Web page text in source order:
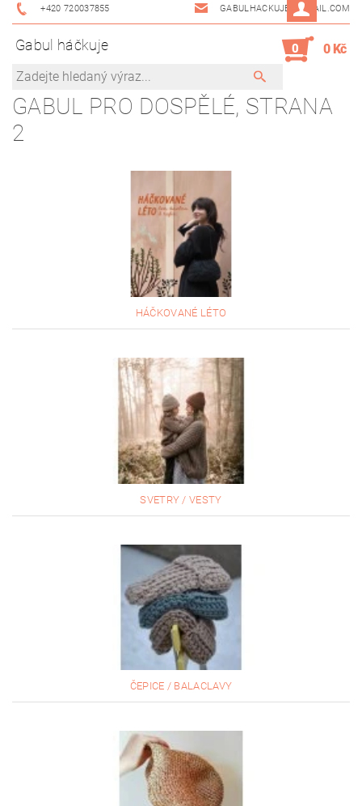
+420 720037855 GABULHACKUJE@GMAIL.COM
Gabul háčkuje 0 0 Kč
GABUL PRO DOSPĚLÉ, STRANA
2
HÁČKOVANÉ LÉTO
SVETRY / VESTY
ČEPICE / BALACLAVY